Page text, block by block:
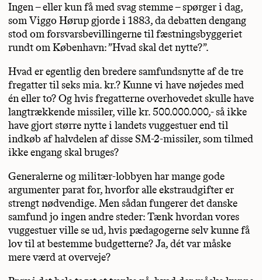
Ingen – eller kun få med svag stemme – spørger i dag,
som Viggo Hørup gjorde i 1883, da debatten dengang
stod om forsvarsbevillingerne til fæstningsbyggeriet
rundt om København: ”Hvad skal det nytte?”.
Hvad er egentlig den bredere samfundsnytte af de tre
fregatter til seks mia. kr.? Kunne vi have nøjedes med
én eller to? Og hvis fregatterne overhovedet skulle have
langtrækkende missiler, ville kr. 500.000.000,- så ikke
have gjort større nytte i landets vuggestuer end til
indkøb af halvdelen af disse SM-2-missiler, som tilmed
ikke engang skal bruges?
Generalerne og militær-lobbyen har mange gode
argumenter parat for, hvorfor alle ekstraudgifter er
strengt nødvendige. Men sådan fungerer det danske
samfund jo ingen andre steder: Tænk hvordan vores
vuggestuer ville se ud, hvis pædagogerne selv kunne få
lov til at bestemme budgetterne? Ja, dét var måske
mere værd at overveje?